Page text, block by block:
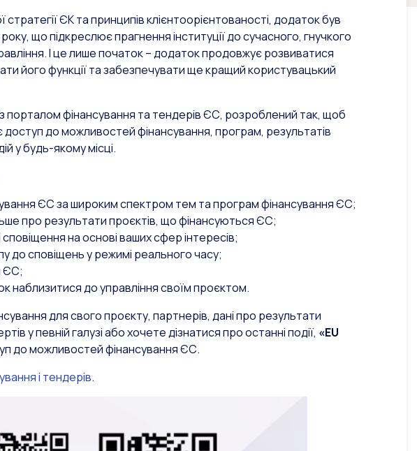
ЄК та принципів клієнтоорієнтованості, додаток був
що підкреслює прагнення інституції до сучасного, гнучкого
І це лише початок – додаток продовжує розвиватися
його функції та забезпечувати ще кращий користувацький
порталом фінансування та тендерів ЄС, розроблений так, щоб
доступ до можливостей фінансування, програм, результатів
у будь-якому місці.
ЄС за широким спектром тем та програм фінансування ЄС;
про результати проєктів, що фінансуються ЄС;
на основі ваших сфер інтересів;
до сповіщень у режимі реального часу;
ЄС;
наблизитися до управління своїм проєктом.
для свого проєкту, партнерів, дані про результати
у певній галузі або хочете дізнатися про останні події, «EU
до можливостей фінансування ЄС.
і тендерів.